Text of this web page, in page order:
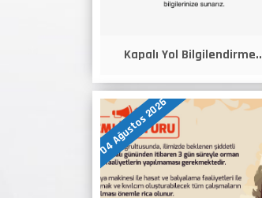
Kapalı Yol Bilgilendirme..
04 Ağustos 2026